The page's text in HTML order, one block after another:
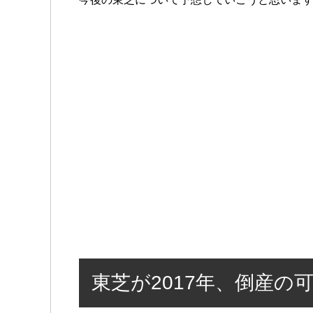
東芝が2017年、倒産の